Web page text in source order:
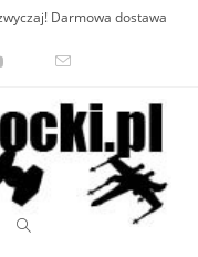
Darmowa dostawa